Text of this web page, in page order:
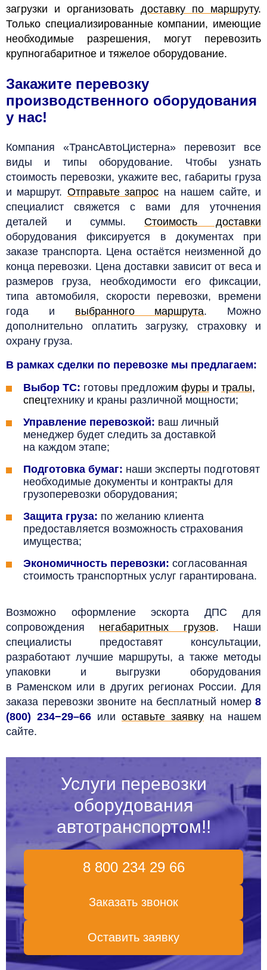
загрузки и организовать доставку по маршруту.
Только специализированные компании, имеющие
необходимые разрешения, могут перевозить
крупногабаритное и тяжелое оборудование.
Закажите перевозку
производственного оборудования
у нас!
Компания «ТрансАвтоЦистерна» перевозит все
виды и типы оборудование. Чтобы узнать
стоимость перевозки, укажите вес, габариты груза
и маршрут. Отправьте запрос на нашем сайте, и
специалист свяжется с вами для уточнения
деталей и суммы. Стоимость доставки
оборудования фиксируется в документах при
заказе транспорта. Цена остаётся неизменной до
конца перевозки. Цена доставки зависит от веса и
размеров груза, необходимости его фиксации,
типа автомобиля, скорости перевозки, времени
года и выбранного маршрута. Можно
дополнительно оплатить загрузку, страховку и
охрану груза.
В рамках сделки по перевозке мы предлагаем:
Выбор ТС: готовы предложим фуры и тралы,
спецтехнику и краны различной мощности;
Управление перевозкой: ваш личный
менеджер будет следить за доставкой
на каждом этапе;
Подготовка бумаг: наши эксперты подготовят
необходимые документы и контракты для
грузоперевозки оборудования;
Защита груза: по желанию клиента
предоставляется возможность страхования
имущества;
Экономичность перевозки: согласованная
стоимость транспортных услуг гарантирована.
Возможно оформление эскорта ДПС для
сопровождения негабаритных грузов. Наши
специалисты предоставят консультации,
разработают лучшие маршруты, а также методы
упаковки и выгрузки оборудования
в Раменском или в других регионах России. Для
заказа перевозки звоните на бесплатный номер 8
(800) 234−29–66 или оставьте заявку на нашем
сайте.
Услуги перевозки
оборудования
автотранспортом!!
8 800 234 29 66
Заказать звонок
Оставить заявку